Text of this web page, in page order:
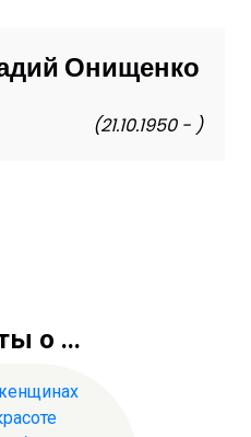
Онищенко
(21.10.1950 - )
о ...